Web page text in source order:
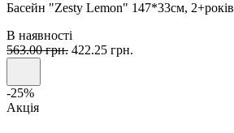
Басейн "Zesty Lemon" 147*33см, 2+років
В наявності
563.00 грн. 422.25 грн.
-25%
Акція